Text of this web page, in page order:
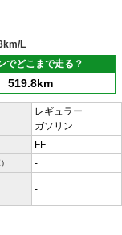
L
でどこまで走る？
519.8km
レギュラー
ガソリン
FF
-
-